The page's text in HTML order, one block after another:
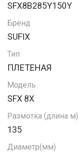
SFX8B285Y150Y
Бренд
SUFIX
Тип
ПЛЕТЕНАЯ
Модель
SFX 8X
Размотка (длина м)
135
Диаметр(мм)